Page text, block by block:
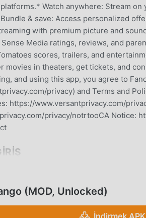
Watch anywhere: Stream
& save: Access personalized
with premium picture and
Media ratings, reviews, and
scores, trailers, and
movies in theaters, get tickets, and
and using this app, you agree to
privacy) and Terms and
https://www.versantprivacy.com/
privacy/notrtooCA Notice:
çok popüler bir entertainment
10.21.r003.177587123
tüm özelliklerini ücretsiz olarak
(MOD, Unlocked)
İndirmek